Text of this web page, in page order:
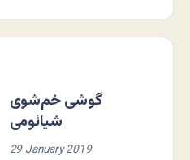
گوشی خم‌شوی
شیائومی
29 January 2019